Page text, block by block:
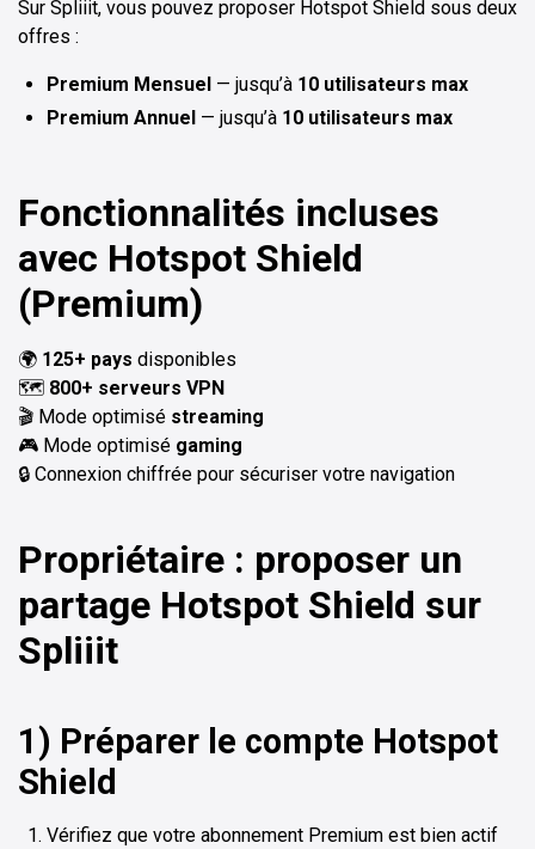
Sur Spliiit, vous pouvez proposer Hotspot Shield sous deux
offres :
Premium Mensuel — jusqu’à 10 utilisateurs max
Premium Annuel — jusqu’à 10 utilisateurs max
Fonctionnalités incluses
avec Hotspot Shield
(Premium)
🌍 125+ pays disponibles
🗺️ 800+ serveurs VPN
🎬 Mode optimisé streaming
🎮 Mode optimisé gaming
🔒 Connexion chiffrée pour sécuriser votre navigation
Propriétaire : proposer un
partage Hotspot Shield sur
Spliiit
1) Préparer le compte Hotspot
Shield
Vérifiez que votre abonnement Premium est bien actif